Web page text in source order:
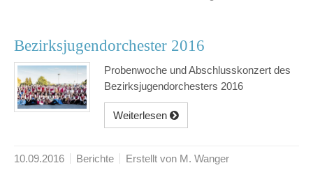
Bezirksjugendorchester 2016
Probenwoche und Abschlusskonzert des
Bezirksjugendorchesters 2016
Weiterlesen
10.09.2016 Berichte Erstellt von M. Wanger